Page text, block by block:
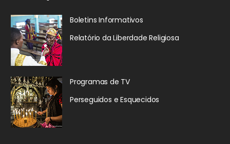
Boletins Informativos
Relatório da Liberdade Religiosa
Programas de TV
Perseguidos e Esquecidos